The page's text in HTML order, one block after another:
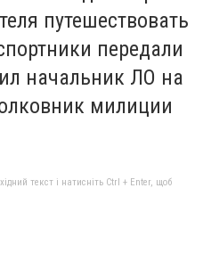
путешествовать
передали
начальник ЛО на
милиции
текст і натисніть Ctrl + Enter, щоб